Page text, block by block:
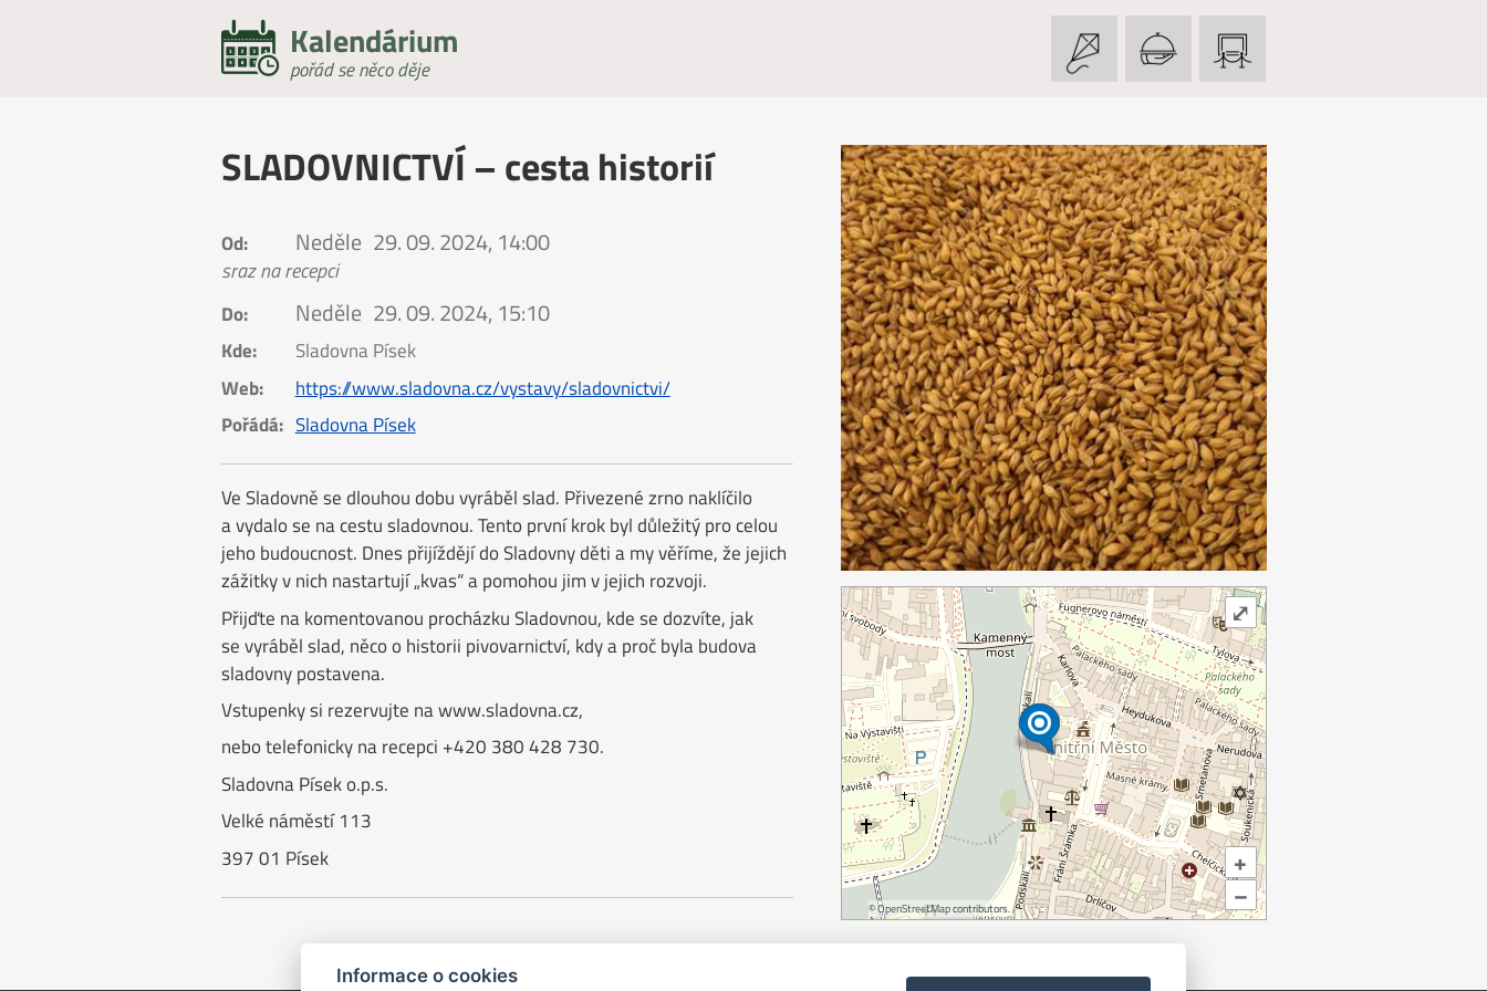
Kalendárium
pořád se něco děje
SLADOVNICTVÍ – cesta historií
Od: Neděle 29. 09. 2024, 14:00
sraz na recepci
Do: Neděle 29. 09. 2024, 15:10
Kde:
Sladovna Písek
Web:
https://www.sladovna.cz/vystavy/sladovnictvi/
Pořádá: Sladovna Písek
Ve Sladovně se dlouhou dobu vyráběl slad. Přivezené zrno naklíčilo
a vydalo se na cestu sladovnou. Tento první krok byl důležitý pro celou
jeho budoucnost. Dnes přijíždějí do Sladovny děti a my věříme, že jejich
zážitky v nich nastartují „kvas“ a pomohou jim v jejich rozvoji.
Přijďte na komentovanou procházku Sladovnou, kde se dozvíte, jak
se vyráběl slad, něco o historii pivovarnictví, kdy a proč byla budova
sladovny postavena.
Vstupenky si rezervujte na www.sladovna.cz,
nebo telefonicky na recepci +420 380 428 730.
Sladovna Písek o.p.s.
Velké náměstí 113
397 01 Písek
+
–
©OpenStreetMapcontributors.
⤢
Informace o cookies